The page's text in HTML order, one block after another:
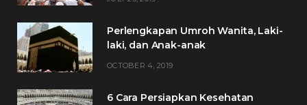
Perlengkapan Umroh Wanita, Laki-
laki, dan Anak-anak
OCTOBER 4, 2019
6 Cara Persiapkan Kesehatan